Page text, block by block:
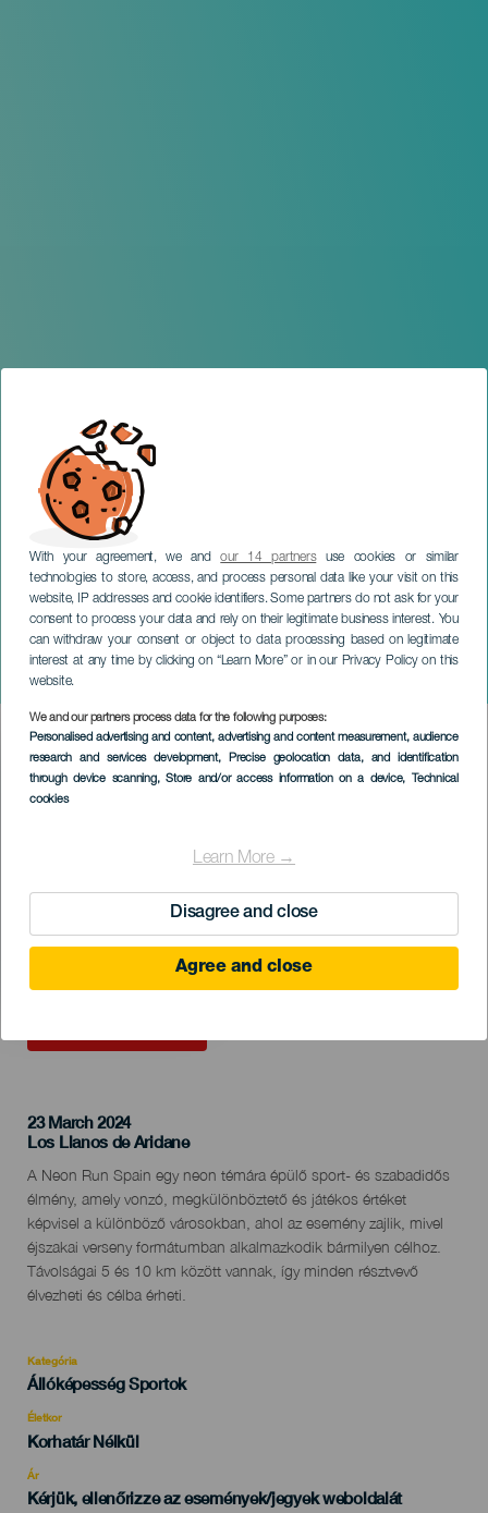
With your agreement, we andour 14 partnersuse cookies or similar
technologies to store, access, and process personal data like your visit on this
website, IP addresses and cookie identifiers. Some partners do not ask for your
consent to process your data and rely on their legitimate business interest. You
can withdraw your consent or object to data processing based on legitimate
interest at any time by clicking on “Learn More” or in our Privacy Policy on this
website.
We and our partners process data for the following purposes:
Personalised advertising and content, advertising and content measurement, audience
research and services development, Precise geolocation data, and identification
through device scanning, Store and/or access information on a device, Technical
cookies
Learn More →
Disagree and close
Agree and close
Neon Run Spain - La Palma
LA PALMA
Imagen
Listado
23 March 2024
Localidad
Los Llanos de Aridane
Descripción
del
evento
A Neon Run Spain egy neon témára épülő sport- és szabadidős
élmény, amely vonzó, megkülönböztető és játékos értéket
képvisel a különböző városokban, ahol az esemény zajlik, mivel
éjszakai verseny formátumban alkalmazkodik bármilyen célhoz.
Távolságai 5 és 10 km között vannak, így minden résztvevő
élvezheti és célba érheti.
Kategória
Categoría
evento
Állóképesség Sportok
Életkor
Edad
Korhatár Nélkül
Ár
Kérjük, ellenőrizze az események/jegyek weboldalát